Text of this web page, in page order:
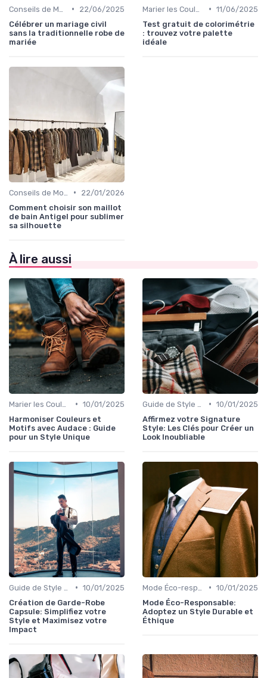
•
22/06/2025
Célébrer un mariage civil
sans la traditionnelle robe de
mariée
• 11/06/2025
Test gratuit de colorimétrie
: trouvez votre palette
idéale
•
22/01/2026
Comment choisir son maillot
de bain Antigel pour sublimer
sa silhouette
À lire aussi
• 10/01/2025
Harmoniser Couleurs et
Motifs avec Audace : Guide
pour un Style Unique
• 10/01/2025
Affirmez votre Signature
Style: Les Clés pour Créer un
Look Inoubliable
• 10/01/2025
Création de Garde-Robe
Capsule: Simplifiez votre
Style et Maximisez votre
Impact
• 10/01/2025
Mode Éco-Responsable:
Adoptez un Style Durable et
Éthique